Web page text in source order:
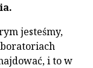
jesteśmy,
i to w